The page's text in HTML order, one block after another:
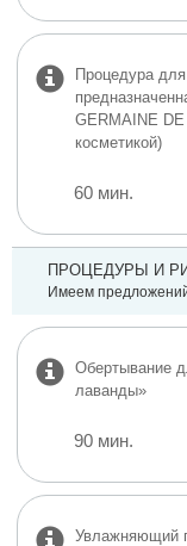
Процедура
GERMAINE DE
косметикой)
60 мин.
ПРОЦЕДУРЫ И
Имеем
Обертывание
лаванды»
90 мин.
Увлажняющий